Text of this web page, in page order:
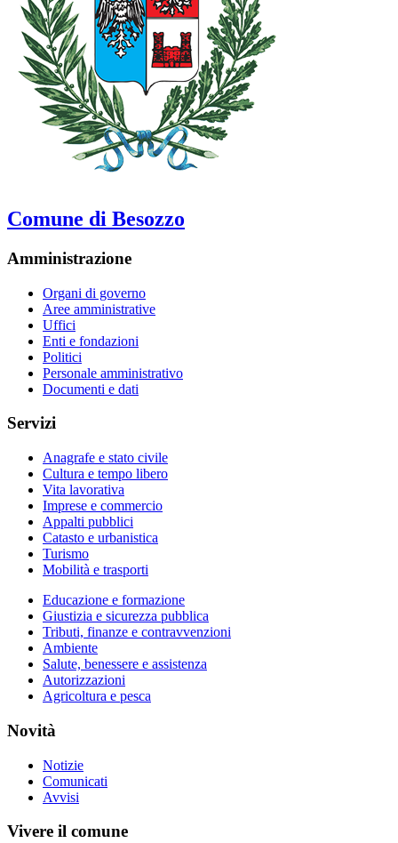
Comune di Besozzo
Amministrazione
Organi di governo
Aree amministrative
Uffici
Enti e fondazioni
Politici
Personale amministrativo
Documenti e dati
Servizi
Anagrafe e stato civile
Cultura e tempo libero
Vita lavorativa
Imprese e commercio
Appalti pubblici
Catasto e urbanistica
Turismo
Mobilità e trasporti
Educazione e formazione
Giustizia e sicurezza pubblica
Tributi, finanze e contravvenzioni
Ambiente
Salute, benessere e assistenza
Autorizzazioni
Agricoltura e pesca
Novità
Notizie
Comunicati
Avvisi
Vivere il comune